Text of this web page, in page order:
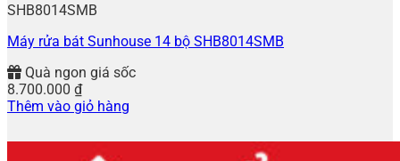
SHB8014SMB
Máy rửa bát Sunhouse 14 bộ SHB8014SMB
Quà ngon giá sốc
8.700.000 ₫
Thêm vào giỏ hàng